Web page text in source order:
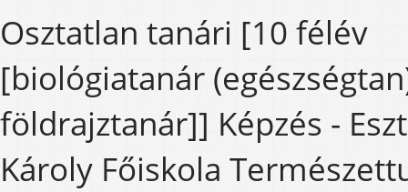
Osztatlan tanári [10 félév
[biológiatanár
földrajztanár]] Képzés -
Károly Főiskola